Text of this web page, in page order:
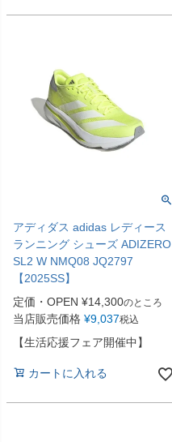
アディダス adidas レディース
ランニング シューズ ADIZERO
SL2 W NMQ08 JQ2797
【2025SS】
定価・OPEN ¥14,300のところ
当店販売価格 ¥9,037税込
【生活応援フェア開催中】
カートに入れる